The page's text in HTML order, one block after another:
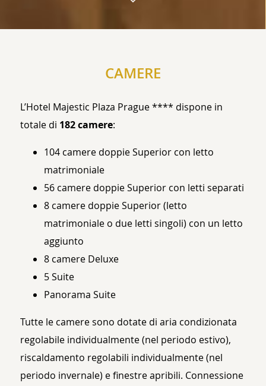
CAMERE
L’Hotel Majestic Plaza Prague **** dispone in
totale di 182 camere:
104 camere doppie Superior con letto
matrimoniale
56 camere doppie Superior con letti separati
8 camere doppie Superior (letto
matrimoniale o due letti singoli) con un letto
aggiunto
8 camere Deluxe
5 Suite
Panorama Suite
Tutte le camere sono dotate di aria condizionata
regolabile individualmente (nel periodo estivo),
riscaldamento regolabili individualmente (nel
periodo invernale) e finestre apribili. Connessione